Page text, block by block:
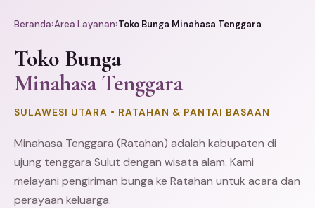
Beranda›Area Layanan›Toko Bunga Minahasa Tenggara
Toko Bunga
Minahasa Tenggara
SULAWESI UTARA • RATAHAN & PANTAI BASAAN
Minahasa Tenggara (Ratahan) adalah kabupaten di
ujung tenggara Sulut dengan wisata alam. Kami
melayani pengiriman bunga ke Ratahan untuk acara dan
perayaan keluarga.